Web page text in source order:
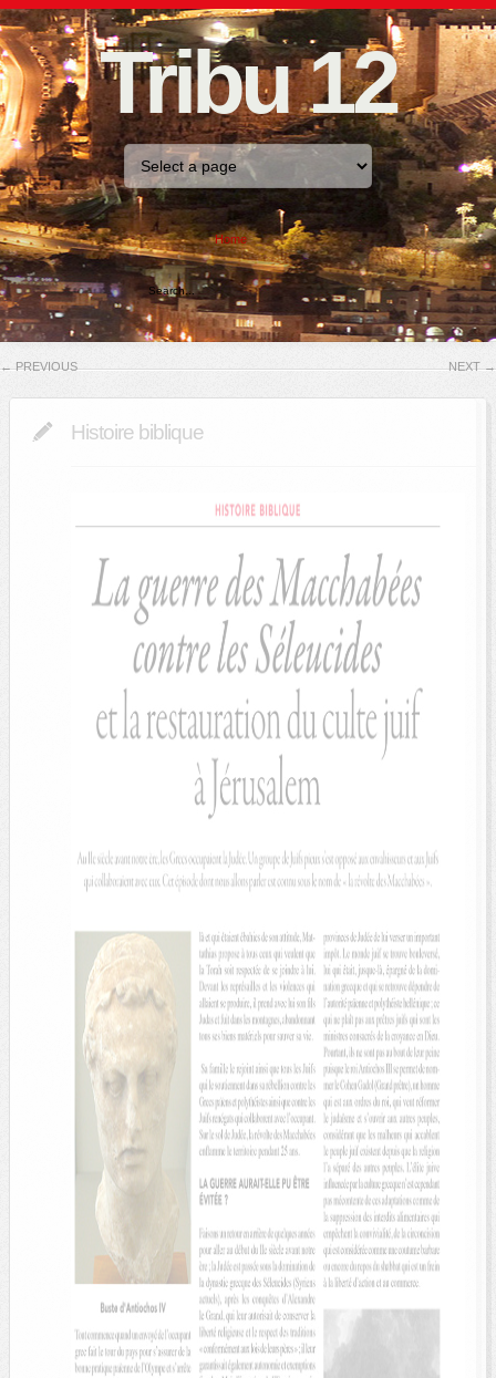
Tribu 12
Home
← PREVIOUS NEXT →
Histoire biblique